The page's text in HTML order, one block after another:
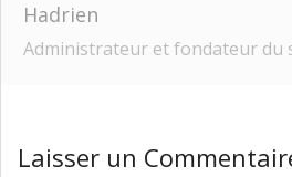
Hadrien
Administrateur et fondateur du
Laisser un